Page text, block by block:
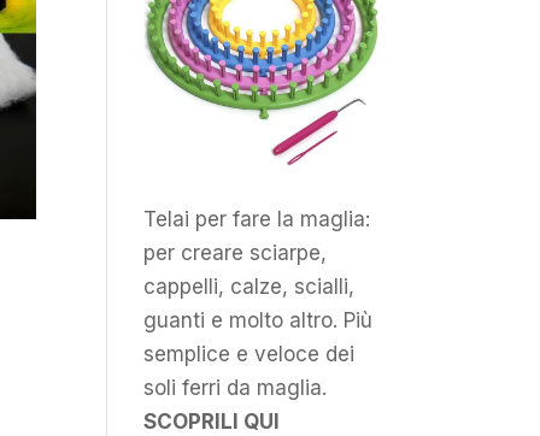
Telai per fare la maglia:
per creare sciarpe,
cappelli, calze, scialli,
guanti e molto altro. Più
semplice e veloce dei
soli ferri da maglia.
SCOPRILI QUI